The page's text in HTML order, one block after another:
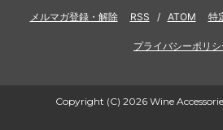
メルマガ登録・解除 RSS / ATOM 特
プライバシーポリシ
Copyright (C) 2026 Wine